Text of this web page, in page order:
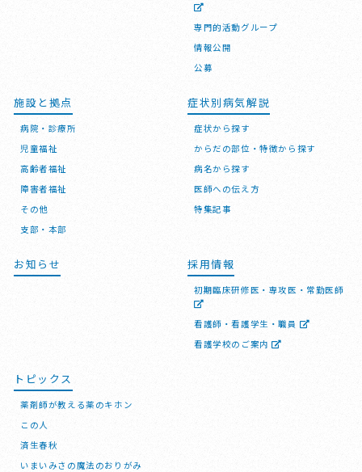
専門的活動グループ
情報公開
公募
施設と拠点
病院・診療所
児童福祉
高齢者福祉
障害者福祉
その他
支部・本部
症状別病気解説
症状から探す
からだの部位・特徴から探す
病名から探す
医師への伝え方
特集記事
お知らせ 採用情報
初期臨床研修医・専攻医・常勤医師
看護師・看護学生・職員
看護学校のご案内
トピックス
薬剤師が教える薬のキホン
この人
済生春秋
いまいみさの魔法のおりがみ